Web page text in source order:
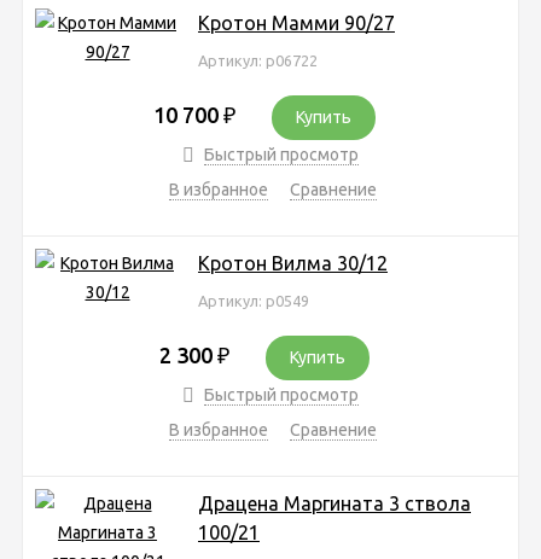
Кротон Мамми 90/27
Артикул: р06722
10 700 ₽
Купить
Быстрый просмотр
В избранное
Сравнение
Кротон Вилма 30/12
Артикул: р0549
2 300 ₽
Купить
Быстрый просмотр
В избранное
Сравнение
Драцена Маргината 3 ствола
100/21